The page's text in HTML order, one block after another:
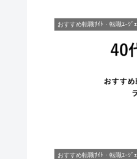
おすすめ転職ｻｲﾄ・転職ｴｰｼﾞ
おすすめ転職ｻｲﾄ・転職ｴｰｼﾞ